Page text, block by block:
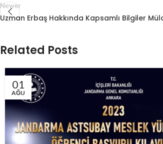
Newer
Uzman Erbaş Hakkında Kapsamlı Bilgiler
Related Posts
01
AĞU